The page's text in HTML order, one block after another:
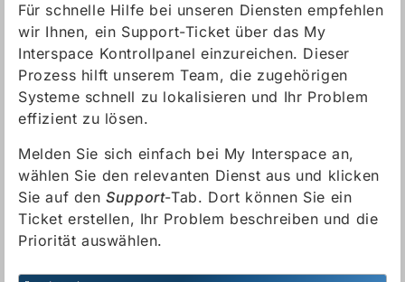
Für schnelle Hilfe bei unseren Diensten empfehlen
wir Ihnen, ein Support-Ticket über das My
Interspace Kontrollpanel einzureichen. Dieser
Prozess hilft unserem Team, die zugehörigen
Systeme schnell zu lokalisieren und Ihr Problem
effizient zu lösen.
Melden Sie sich einfach bei My Interspace an,
wählen Sie den relevanten Dienst aus und klicken
Sie auf denSupport-Tab. Dort können Sie ein
Ticket erstellen, Ihr Problem beschreiben und die
Priorität auswählen.